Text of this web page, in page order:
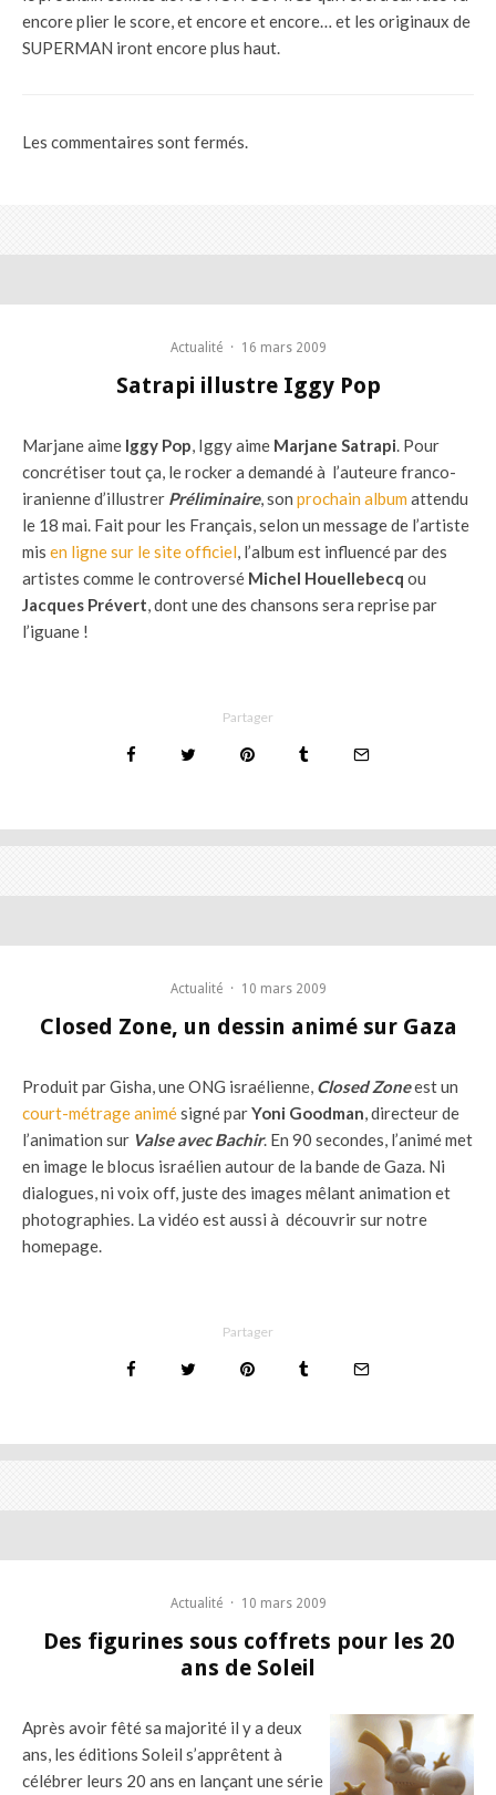
encore plier le score, et encore et encore… et les originaux de
SUPERMAN iront encore plus haut.
Les commentaires sont fermés.
Actualité · 16 mars 2009
Satrapi illustre Iggy Pop
Marjane aime Iggy Pop, Iggy aime Marjane Satrapi. Pour
concrétiser tout ça, le rocker a demandé à l’auteure franco-
iranienne d’illustrer Préliminaire, son prochain album attendu
le 18 mai. Fait pour les Français, selon un message de l’artiste
mis en ligne sur le site officiel, l’album est influencé par des
artistes comme le controversé Michel Houellebecq ou
Jacques Prévert, dont une des chansons sera reprise par
l’iguane !
Partager
Actualité · 10 mars 2009
Closed Zone, un dessin animé sur Gaza
Produit par Gisha, une ONG israélienne, Closed Zoneest un
court-métrage animésigné parYoni Goodman, directeur de
l’animation sur Valse avec Bachir. En 90 secondes, l’animé met
en image le blocus israélien autour de la bande de Gaza. Ni
dialogues, ni voix off, juste des images mêlant animation et
photographies. La vidéo est aussi à découvrir sur notre
homepage.
Partager
Actualité · 10 mars 2009
Des figurines sous coffrets pour les 20
ans de Soleil
Après avoir fêté sa majorité il y a deux
ans, les éditions Soleil s’apprêtent à
célébrer leurs 20 ans en lançant une série